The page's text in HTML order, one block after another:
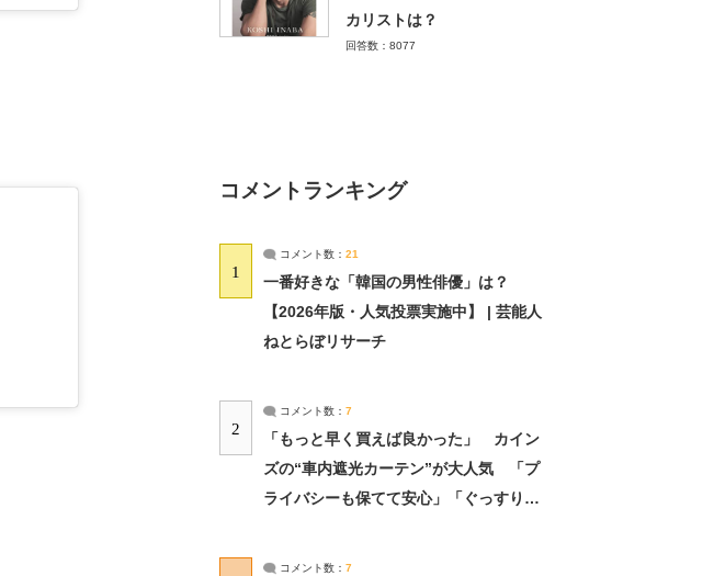
カリストは？
回答数：8077
コメントランキング
1
コメント数： 21
一番好きな「韓国の男性俳優」は？
【2026年版・人気投票実施中】 | 芸能人
ねとらぼリサーチ
2
コメント数： 7
「もっと早く買えば良かった」 カイン
ズの“車内遮光カーテン”が大人気 「プ
ライバシーも保てて安心」「ぐっすり眠
コメント数： 7